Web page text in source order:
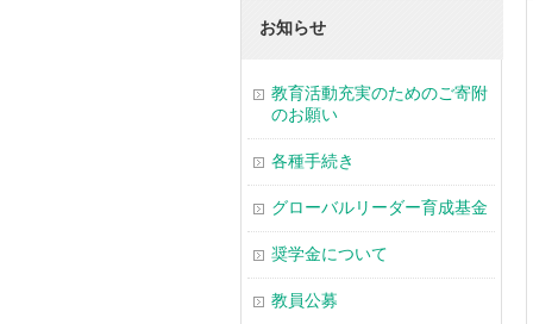
お知らせ
教育活動充実のためのご寄附
のお願い
各種手続き
グローバルリーダー育成基金
奨学金について
教員公募